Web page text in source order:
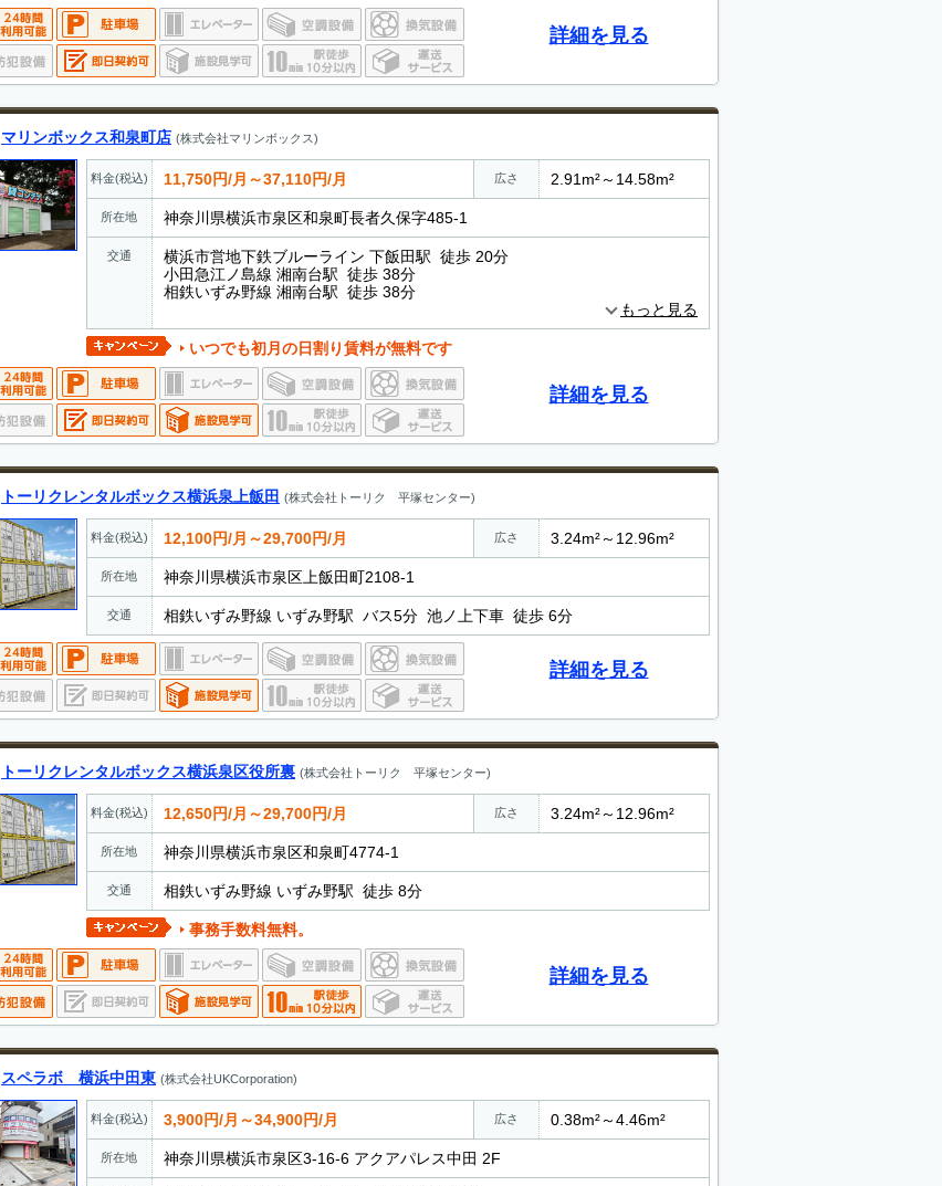
詳細を見る
マリンボックス和泉町店 (株式会社マリンボックス)
料金(税込) 11,750円/月～37,110円/月 広さ 2.91m²～14.58m²
所在地 神奈川県横浜市泉区和泉町長者久保字485-1
交通
横浜市営地下鉄ブルーライン 下飯田駅 徒歩 20分
小田急江ノ島線 湘南台駅 徒歩 38分
相鉄いずみ野線 湘南台駅 徒歩 38分
もっと見る
いつでも初月の日割り賃料が無料です
詳細を見る
トーリクレンタルボックス横浜泉上飯田 (株式会社トーリク 平塚センター)
料金(税込) 12,100円/月～29,700円/月 広さ 3.24m²～12.96m²
所在地 神奈川県横浜市泉区上飯田町2108-1
交通 相鉄いずみ野線 いずみ野駅 バス5分 池ノ上下車 徒歩 6分
詳細を見る
トーリクレンタルボックス横浜泉区役所裏 (株式会社トーリク 平塚センター)
料金(税込) 12,650円/月～29,700円/月 広さ 3.24m²～12.96m²
所在地 神奈川県横浜市泉区和泉町4774-1
交通 相鉄いずみ野線 いずみ野駅 徒歩 8分
事務手数料無料。
詳細を見る
スペラボ 横浜中田東 (株式会社UKCorporation)
料金(税込) 3,900円/月～34,900円/月 広さ 0.38m²～4.46m²
所在地 神奈川県横浜市泉区3-16-6 アクアパレス中田 2F